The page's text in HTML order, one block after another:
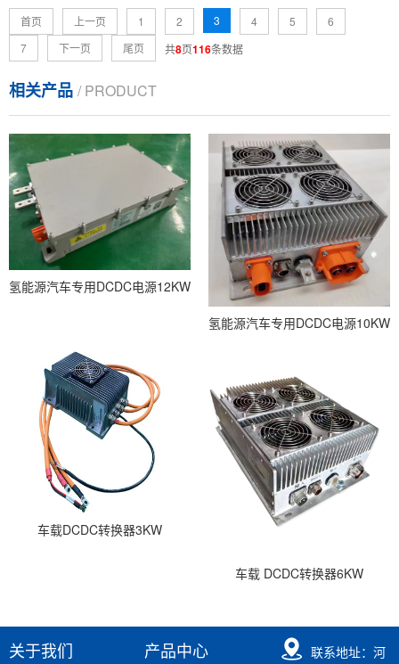
首页 上一页 1 2 3 4 5
6
7
下一页 尾页 共8页116条数据
相关产品 / PRODUCT
氢能源汽车专用DCDC电源12KW
氢能源汽车专用DCDC电源10KW
车载DCDC转换器3KW
车载 DCDC转换器6KW
关于我们 产品中心
联系地址：河